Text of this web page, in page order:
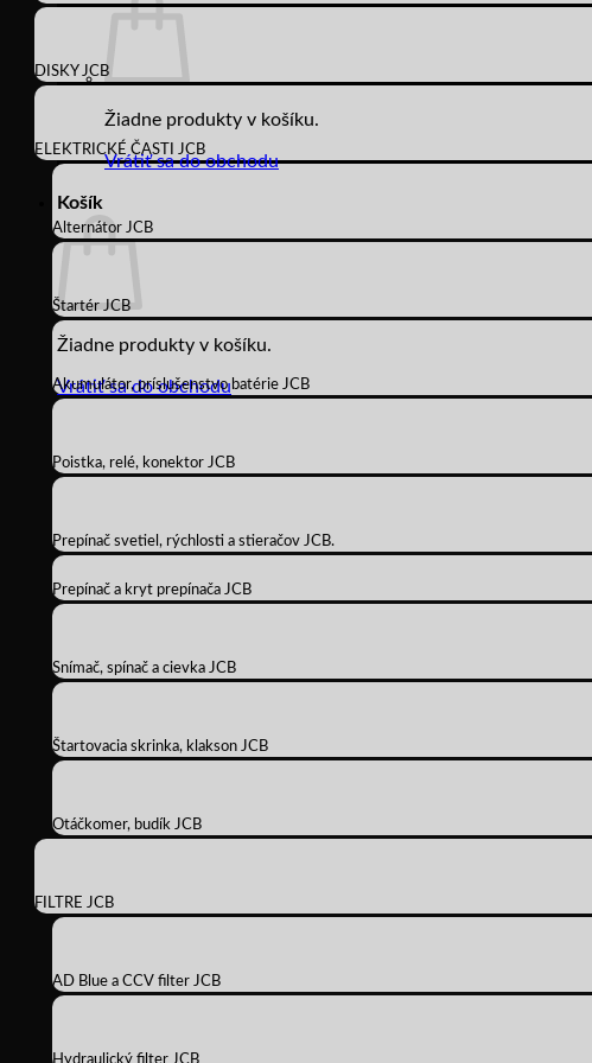
Žiadne produkty v košíku.
Vrátiť sa do obchodu
Košík
Žiadne produkty v košíku.
Vrátiť sa do obchodu
DISKY JCB
ELEKTRICKÉ ČASTI JCB
Alternátor JCB
Štartér JCB
Akumulátor, príslušenstvo batérie JCB
Poistka, relé, konektor JCB
Prepínač svetiel, rýchlosti a stieračov JCB.
Prepínač a kryt prepínača JCB
Snímač, spínač a cievka JCB
Štartovacia skrinka, klakson JCB
Otáčkomer, budík JCB
FILTRE JCB
AD Blue a CCV filter JCB